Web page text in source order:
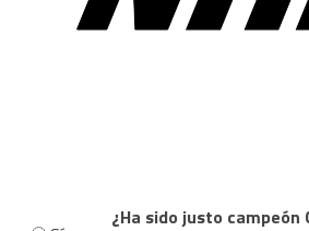
¿Ha sido justo campeón